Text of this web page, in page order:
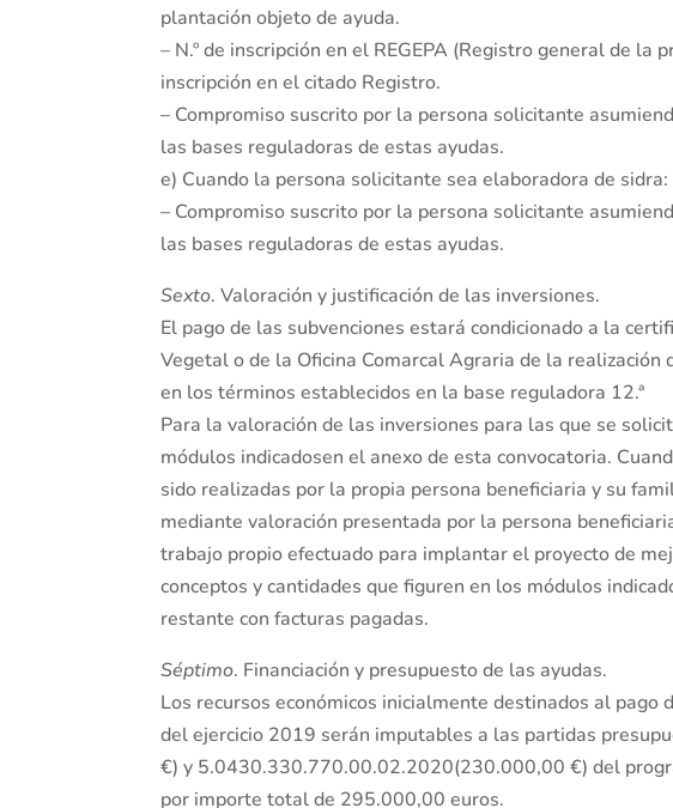
plantación objeto de ayuda.
– N.º de inscripción en el REGEPA (Registro general de la
inscripción en el citado Registro.
– Compromiso suscrito por la persona solicitante
las bases reguladoras de estas ayudas.
e) Cuando la persona solicitante sea elaboradora de sidra:
– Compromiso suscrito por la persona solicitante
las bases reguladoras de estas ayudas.
Sexto. Valoración y justificación de las inversiones.
El pago de las subvenciones estará condicionado a la
Vegetal o de la Oficina Comarcal Agraria de la
en los términos establecidos en la base reguladora 12.ª
Para la valoración de las inversiones para las que se
módulos indicadosen el anexo de esta convocatoria.
sido realizadas por la propia persona beneficiaria y su
mediante valoración presentada por la persona
trabajo propio efectuado para implantar el proyecto de
conceptos y cantidades que figuren en los módulos
restante con facturas pagadas.
Séptimo. Financiación y presupuesto de las ayudas.
Los recursos económicos inicialmente destinados al pago
del ejercicio 2019 serán imputables a las partidas
€) y 5.0430.330.770.00.02.2020(230.000,00 €) del
por importe total de 295.000,00 euros.